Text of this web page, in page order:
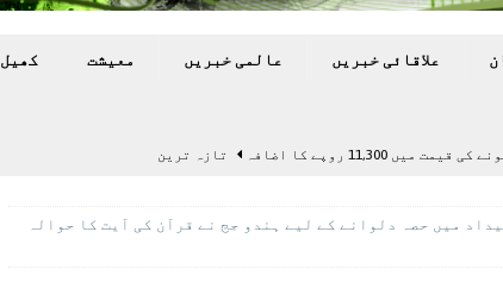
علاقائی خبريں عالمی خبريں معيشت کھيل
میں 11,300 روپے کا اضافہ تازہ ترين
میں حصہ دلوانے کے لیے ہندو جج نے قرآن کی آیت کا حوالہ